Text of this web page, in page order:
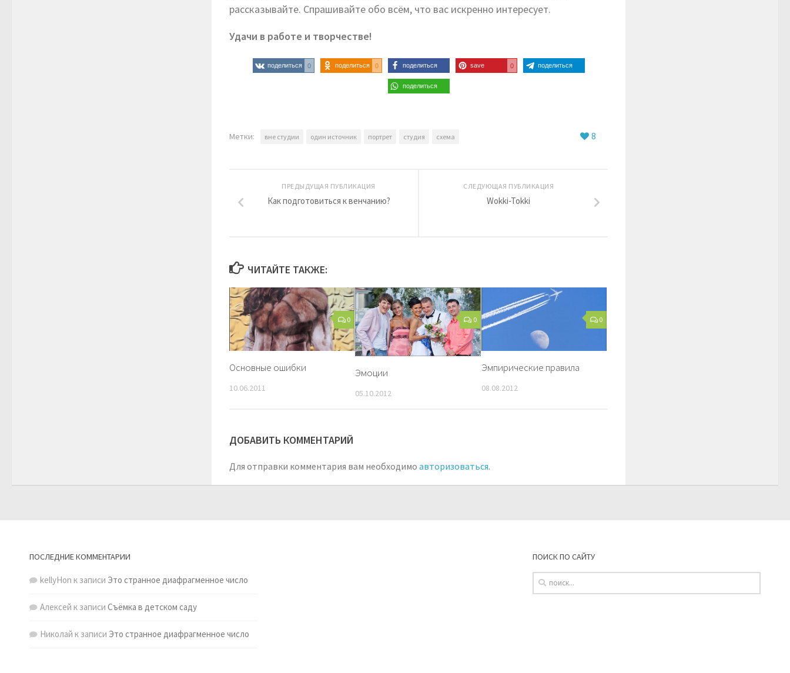
рассказывайте. Спрашивайте обо всём, что вас искренно интересует.
Удачи в работе и творчестве!
поделиться 0 поделиться 0 поделиться save 0 поделиться
поделиться
8
Метки: вне студии один источник портрет студия схема
СЛЕДУЮЩАЯ ПУБЛИКАЦИЯ
Wokki-Tokki
ПРЕДЫДУЩАЯ ПУБЛИКАЦИЯ
Как подготовиться к венчанию?
ЧИТАЙТЕ ТАКЖЕ:
0
Основные ошибки
10.06.2011
0
Эмоции
05.10.2012
0
Эмпирические правила
08.08.2012
ДОБАВИТЬ КОММЕНТАРИЙ
Для отправки комментария вам необходимо авторизоваться.
ПОСЛЕДНИЕ КОММЕНТАРИИ
kellyHon к записи Это странное диафрагменное число
Алексей к записи Съёмка в детском саду
Николай к записи Это странное диафрагменное число
ПОИСК ПО САЙТУ